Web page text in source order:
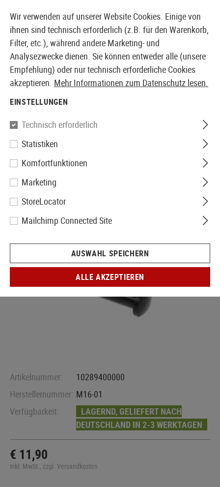
EUROPÄISCHER AIRSOFT SHOP & GROßHÄNDLER
Guarder
M16 Enhanced Steel Retainer
Pins
Artikelnummer:
10289400000
Herstellernummer: M16-01
Verfügbarkeit:
LAGERND, GELIEFERT NACH
DEUTSCHLAND IN 2-3 WERKTAGEN
€ 11,90
inkl. MwSt., zzgl. Versandkosten
Wir verwenden auf unserer Website Cookies. Einige von
ihnen sind technisch erforderlich (z.B. für den Warenkorb,
Filter, etc.), während andere Marketing- und
Analysezwecke dienen. Sie können entweder alle (unsere
Empfehlung) oder nur technisch erforderliche Cookies
akzeptieren. Mehr Informationen zum Datenschutz lesen.
EINSTELLUNGEN
Technisch erforderlich
Statistiken
Komfortfunktionen
Marketing
StoreLocator
Mailchimp Connected Site
AUSWAHL SPEICHERN
ALLE AKZEPTIEREN